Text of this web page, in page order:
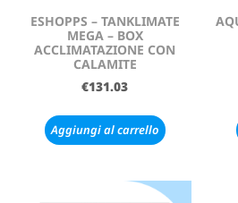
ESHOPPS – TANKLIMATE
MEGA – BOX
ACCLIMATAZIONE CON
CALAMITE
€131.03
Aggiungi al carrello